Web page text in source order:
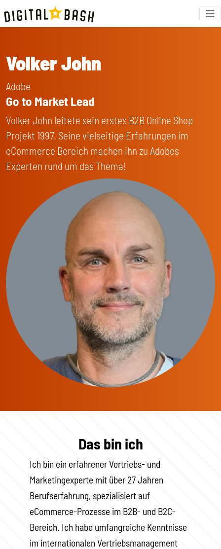
Volker John
Adobe
Go to Market Lead
Volker John leitete sein erstes B2B Online Shop
Projekt 1997. Seine vielseitige Erfahrungen im
eCommerce Bereich machen ihn zu Adobes
Experten rund um das Thema!
Das bin ich
Ich bin ein erfahrener Vertriebs- und
Marketingexperte mit über 27 Jahren
Berufserfahrung, spezialisiert auf
eCommerce-Prozesse im B2B- und B2C-
Bereich. Ich habe umfangreiche Kenntnisse
im internationalen Vertriebsmanagement